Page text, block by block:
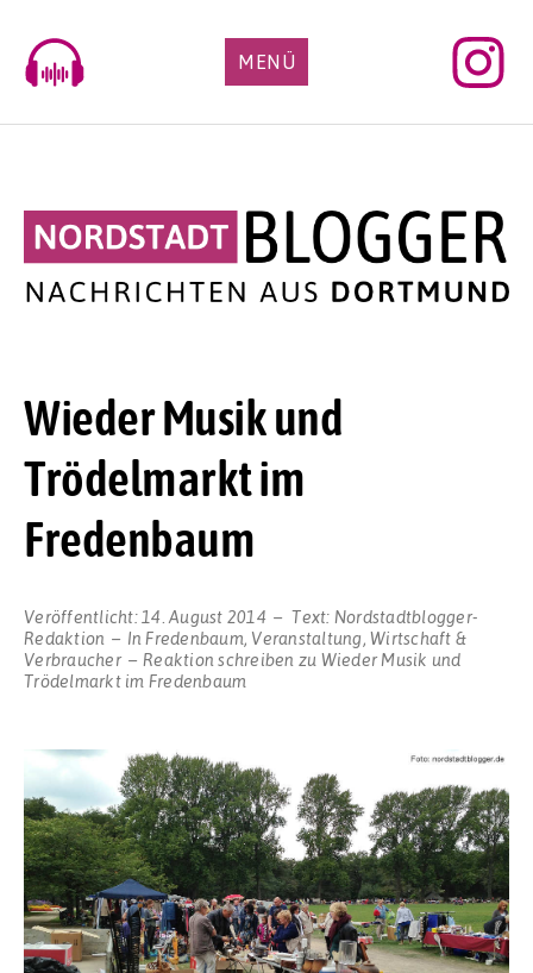
content
MENÜ
Wieder Musik und
Trödelmarkt im
Fredenbaum
Veröffentlicht: 14. August 2014 Text: Nordstadtblogger-
Redaktion
InFredenbaum, Veranstaltung, Wirtschaft &
Verbraucher
Reaktion schreiben zu Wieder Musik und
Trödelmarkt im Fredenbaum